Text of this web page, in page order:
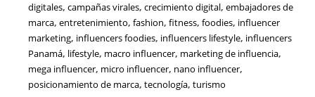
digitales, campañas virales, crecimiento digital, embajadores de
marca, entretenimiento, fashion, fitness, foodies, influencer
marketing, influencers foodies, influencers lifestyle, influencers
Panamá, lifestyle, macro influencer, marketing de influencia,
mega influencer, micro influencer, nano influencer,
posicionamiento de marca, tecnología, turismo